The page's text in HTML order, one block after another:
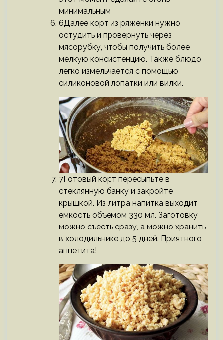
минимальным.
6Далее корт из ряженки нужно
остудить и провернуть через
мясорубку, чтобы получить более
мелкую консистенцию. Также блюдо
легко измельчается с помощью
силиконовой лопатки или вилки.
7Готовый корт пересыпьте в
стеклянную банку и закройте
крышкой. Из литра напитка выходит
емкость объемом 330 мл. Заготовку
можно съесть сразу, а можно хранить
в холодильнике до 5 дней. Приятного
аппетита!